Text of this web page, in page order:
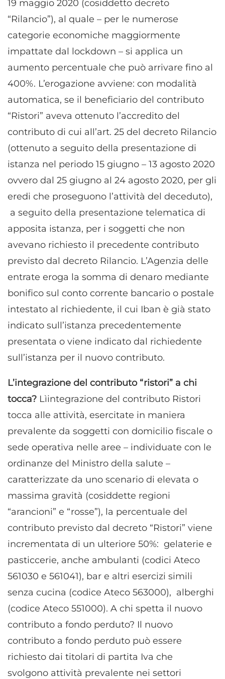
19 maggio 2020 (cosiddetto decreto
“Rilancio”), al quale – per le numerose
categorie economiche maggiormente
impattate dal lockdown – si applica un
aumento percentuale che può arrivare fino al
400%. L’erogazione avviene: con modalità
automatica, se il beneficiario del contributo
“Ristori” aveva ottenuto l’accredito del
contributo di cui all’art. 25 del decreto Rilancio
(ottenuto a seguito della presentazione di
istanza nel periodo 15 giugno – 13 agosto 2020
ovvero dal 25 giugno al 24 agosto 2020, per gli
eredi che proseguono l’attività del deceduto),
a seguito della presentazione telematica di
apposita istanza, per i soggetti che non
avevano richiesto il precedente contributo
previsto dal decreto Rilancio. L’Agenzia delle
entrate eroga la somma di denaro mediante
bonifico sul conto corrente bancario o postale
intestato al richiedente, il cui Iban è già stato
indicato sull’istanza precedentemente
presentata o viene indicato dal richiedente
sull’istanza per il nuovo contributo.
L’integrazione del contributo “ristori” a chi
tocca? Lìintegrazione del contributo Ristori
tocca alle attività, esercitate in maniera
prevalente da soggetti con domicilio fiscale o
sede operativa nelle aree – individuate con le
ordinanze del Ministro della salute –
caratterizzate da uno scenario di elevata o
massima gravità (cosiddette regioni
“arancioni” e “rosse”), la percentuale del
contributo previsto dal decreto “Ristori” viene
incrementata di un ulteriore 50%: gelaterie e
pasticcerie, anche ambulanti (codici Ateco
561030 e 561041), bar e altri esercizi simili
senza cucina (codice Ateco 563000), alberghi
(codice Ateco 551000). A chi spetta il nuovo
contributo a fondo perduto? Il nuovo
contributo a fondo perduto può essere
richiesto dai titolari di partita Iva che
svolgono attività prevalente nei settori